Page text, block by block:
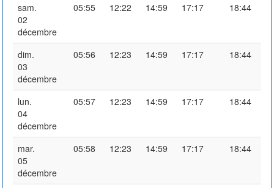
sam.
02
décembre
05:55 12:22 14:59 17:17 18:44
dim.
03
décembre
05:56 12:23 14:59 17:17 18:44
lun.
04
décembre
05:57 12:23 14:59 17:17 18:44
mar.
05
décembre
05:58 12:23 14:59 17:17 18:44